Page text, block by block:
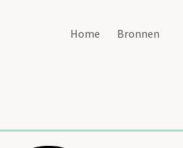
Home Bronnen